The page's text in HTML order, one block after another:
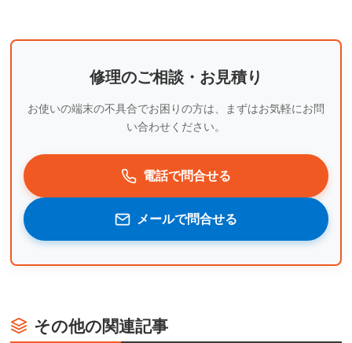
修理のご相談・お見積り
お使いの端末の不具合でお困りの方は、まずはお気軽にお問
い合わせください。
電話で問合せる
メールで問合せる
その他の関連記事